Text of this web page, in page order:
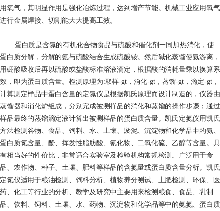
用氧气，其明显作用是强化冶炼过程，达到增产节能。机械工业应用氧气
进行金属焊接、切割能大大提高工效。
蛋白质是含氮的有机化合物食品与硫酸和催化剂一同加热消化，使
蛋白质分解，分解的氨与硫酸结合生成硫酸铵。然后碱化蒸馏使氨游离，
用硼酸吸收后再以硫酸或盐酸标准溶液滴定，根据酸的消耗量乘以换算系
数，即为蛋白质含量。检测原理为:取样-gt，消化-gt，蒸馏-gt，滴定-gt，
计算测定样品中蛋白含量的定氮仪是根据凯氏原理而设计制造的，仪器由
蒸馏器和消化炉组成，分别完成被测样品的消化和蒸馏的操作步骤；通过
样品最终的蒸馏滴定液计算出被测样品的蛋白质含量。凯氏定氮仪用凯氏
方法检测谷物、食品、饲料、水、土壤、淤泥、沉淀物和化学品中的氨、
蛋白质氮含量、酚、挥发性脂肪酸、氰化物、二氧化硫、乙醇等含量。具
有相当好的性价比，非常适合实验室及检验机构常规检测。广泛用于食
品、农作物、种子、土壤、肥料等样品的含氮量或蛋白质含量分析。凯氏
定氮仪适用于粮油检测、饲料分析、植物养分测试、土肥检测、环保、医
药、化工等行业的分析、教学及研究中主要用来检测粮食、食品、乳制
品、饮料、饲料、土壤、水、药物、沉淀物和化学品等中的氨氮、蛋白质